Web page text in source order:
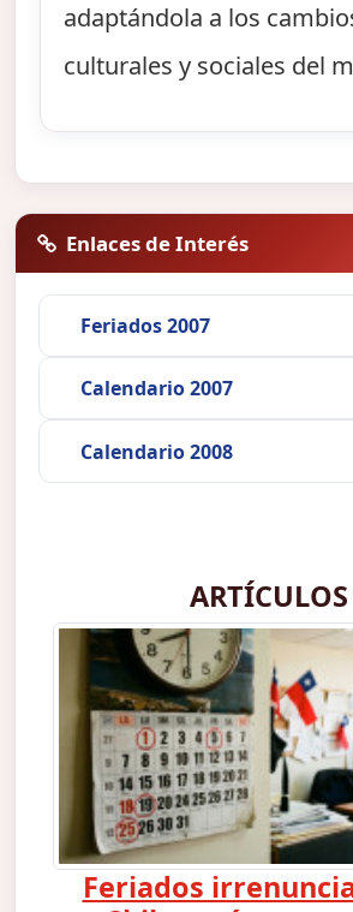
adaptándola a los
culturales y sociales del
Enlaces de Interés
Feriados 2007
Calendario 2007
Calendario 2008
ARTÍCULOS
Feriados